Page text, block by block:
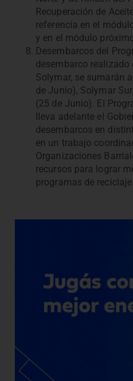
Recuperación de
referencia en el
y en el módulo
Desembarcos del
desembarco realizado
Solymar, se sumarán
de Junio), Solymar
(25 de Junio). El
lleva adelante el
desembarcos en
en un trabajo
Organizaciones
recursos para lograr
programas de